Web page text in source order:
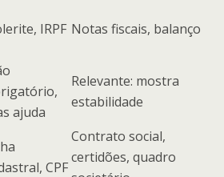
IRPF Notas fiscais, balanço
ajuda
Relevante: mostra
estabilidade
CPF
Contrato social,
certidões, quadro